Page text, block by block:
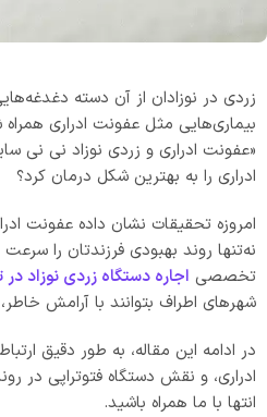
زردی در نوزادان از آن دسته
بیماری‌هایی مثل عفونت ادراری
«عفونت ادراری و زردی نوزاد نی
ادراری را به بهترین شکل درمان کرد؟
امروزه تحقیقات نشان داده عفونت
نه‌تنها روند بهبودی فرزندتان را
تخصصی اجاره دستگاه زردی نوزاد در
شهرهای اطراف بتوانند با آرامش
در ادامه این مقاله، به طور دقیق
ادراری، و نقش دستگاه فتوتراپی در
انتها با ما همراه باشید.